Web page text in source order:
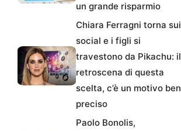
un grande risparmio
Chiara Ferragni torna sui
social e i figli si
travestono da Pikachu: il
retroscena di questa
scelta, c’è un motivo ben
preciso
Paolo Bonolis,